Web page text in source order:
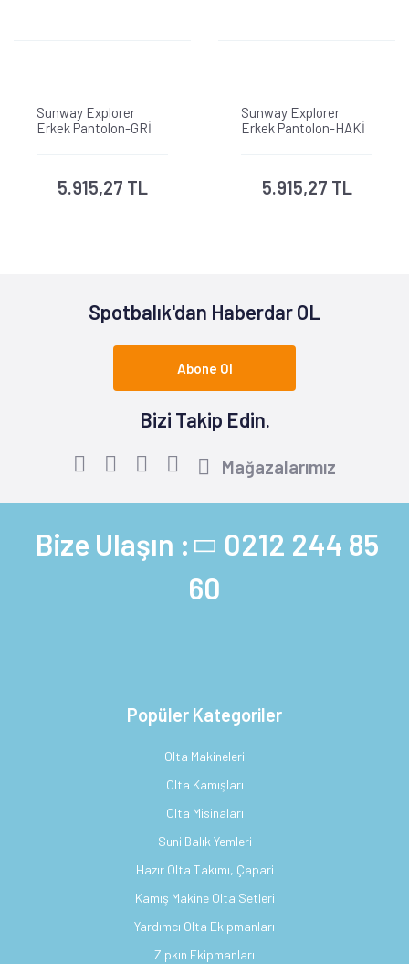
Sunway Explorer
Erkek Pantolon-GRİ
5.915,27 TL
Sunway Explorer
Erkek Pantolon-HAKİ
5.915,27 TL
Spotbalık'dan Haberdar OL
Abone Ol
Bizi Takip Edin.
Mağazalarımız
Bize Ulaşın : 0212 244 85
60
Popüler Kategoriler
Olta Makineleri
Olta Kamışları
Olta Misinaları
Suni Balık Yemleri
Hazır Olta Takımı, Çapari
Kamış Makine Olta Setleri
Yardımcı Olta Ekipmanları
Zıpkın Ekipmanları